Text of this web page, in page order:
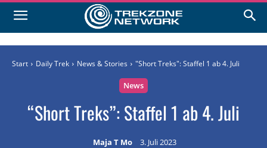
Start Daily Trek News & Stories "Short Treks": Staffel 1 ab 4. Juli
News
“Short Treks”: Staffel 1 ab 4. Juli
Maja T Mo 3. Juli 2023